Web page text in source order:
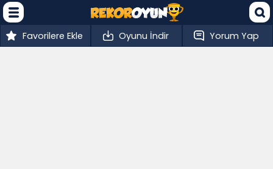
Favorilere Ekle Oyunu İndir Yorum Yap